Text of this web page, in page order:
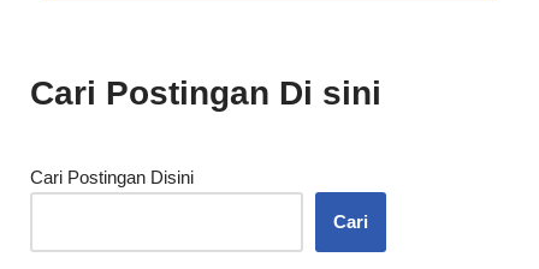
Cari Postingan Di sini
Cari Postingan Disini
Cari